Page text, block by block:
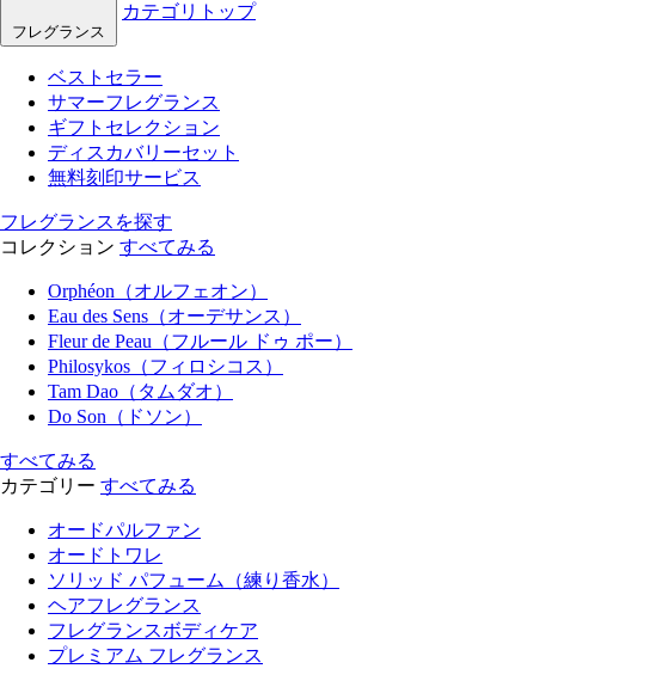
フレグランス
カテゴリトップ
ベストセラー
サマーフレグランス
ギフトセレクション
ディスカバリーセット
無料刻印サービス
フレグランスを探す
コレクション すべてみる
Orphéon（オルフェオン）
Eau des Sens（オーデサンス）
Fleur de Peau（フルール ドゥ ポー）
Philosykos（フィロシコス）
Tam Dao（タムダオ）
Do Son（ドソン）
すべてみる
カテゴリー すべてみる
オードパルファン
オードトワレ
ソリッド パフューム（練り香水）
ヘアフレグランス
フレグランスボディケア
プレミアム フレグランス